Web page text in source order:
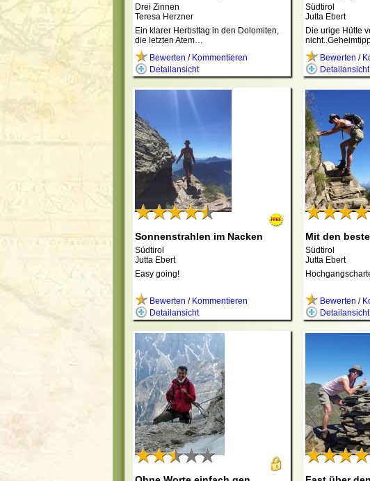
Drei Zinnen
Teresa Herzner
Ein klarer Herbsttag in den Dolomiten,
die letzten Atem…
Bewerten / Kommentieren
Detailansicht
Südtirol
Jutta Ebert
Die urige Hütte
Bewerten /
Detailansicht
Sonnenstrahlen im Nacken
Südtirol
Jutta Ebert
Easy going!
Bewerten / Kommentieren
Detailansicht
Mit den
Südtirol
Jutta Ebert
Bewerten /
Detailansicht